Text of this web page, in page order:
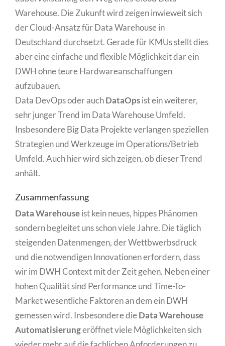
Warehouse. Die Zukunft wird zeigen inwieweit sich
der Cloud-Ansatz für Data Warehouse in
Deutschland durchsetzt. Gerade für KMUs stellt dies
aber eine einfache und flexible Möglichkeit dar ein
DWH ohne teure Hardwareanschaffungen
aufzubauen.
Data DevOps oder auchDataOpsist ein weiterer,
sehr junger Trend im Data Warehouse Umfeld.
Insbesondere Big Data Projekte verlangen speziellen
Strategien und Werkzeuge im Operations/Betrieb
Umfeld. Auch hier wird sich zeigen, ob dieser Trend
anhält.
Zusammenfassung
Data Warehouseist kein neues, hippes Phänomen
sondern begleitet uns schon viele Jahre. Die täglich
steigenden Datenmengen, der Wettbwerbsdruck
und die notwendigen Innovationen erfordern, dass
wir im DWH Context mit der Zeit gehen. Neben einer
hohen Qualität sind Performance und Time-To-
Market wesentliche Faktoren an dem ein DWH
gemessen wird. Insbesondere dieData Warehouse
Automatisierungeröffnet viele Möglichkeiten sich